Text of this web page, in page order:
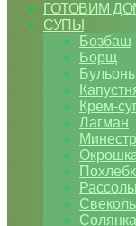
ГОТОВИМ
СУПЫ
Бозбаш
Борщ
Крем-
Лагман
Солянка